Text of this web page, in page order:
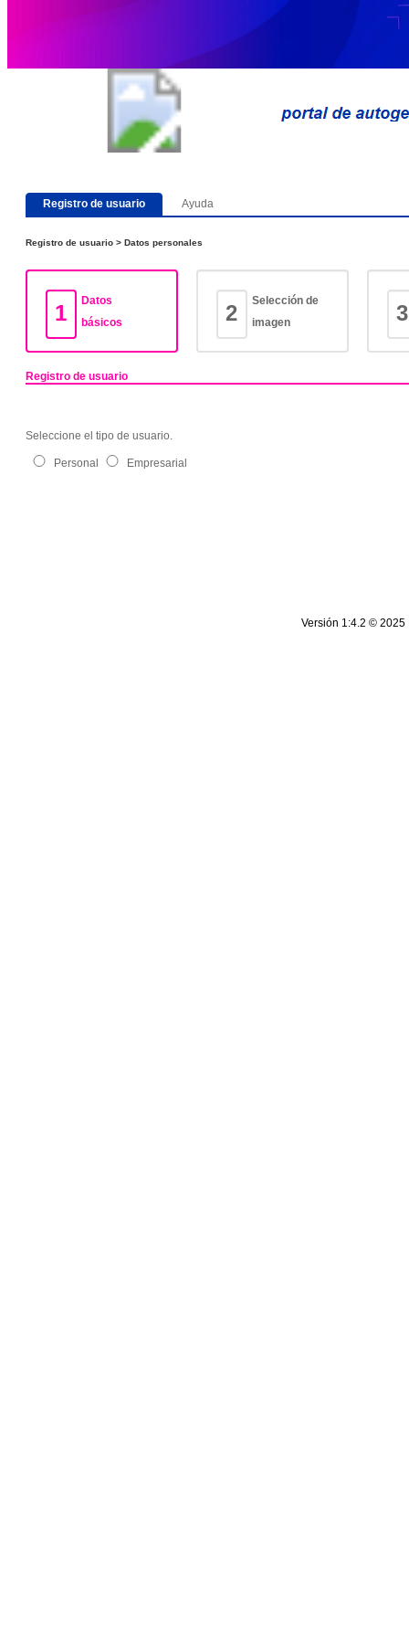
Registro de usuario Ayuda
Registro de usuario > Datos personales
1
Datos
básicos
2
Selección de
imagen
3
Registro de usuario
Seleccione el tipo de usuario.
Personal Empresarial
Versión 1:4.2 © 2025